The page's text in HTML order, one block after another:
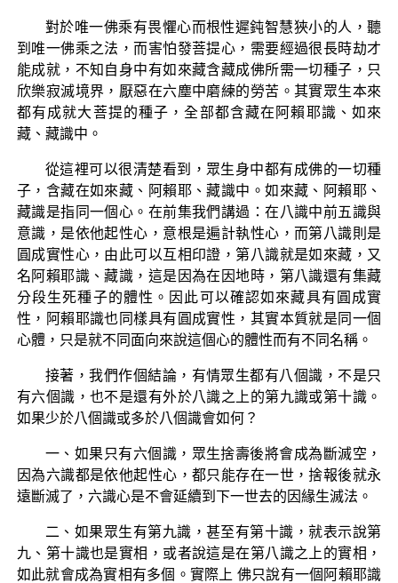
對於唯一佛乘有畏懼心而根性遲鈍智慧狹小的人，聽
到唯一佛乘之法，而害怕發菩提心，需要經過很長時劫才
能成就，不知自身中有如來藏含藏成佛所需一切種子，只
欣樂寂滅境界，厭惡在六塵中磨練的勞苦。其實眾生本來
都有成就大菩提的種子，全部都含藏在阿賴耶識、如來
藏、藏識中。
從這裡可以很清楚看到，眾生身中都有成佛的一切種
子，含藏在如來藏、阿賴耶、藏識中。如來藏、阿賴耶、
藏識是指同一個心。在前集我們講過：在八識中前五識與
意識，是依他起性心，意根是遍計執性心，而第八識則是
圓成實性心，由此可以互相印證，第八識就是如來藏，又
名阿賴耶識、藏識，這是因為在因地時，第八識還有集藏
分段生死種子的體性。因此可以確認如來藏具有圓成實
性，阿賴耶識也同樣具有圓成實性，其實本質就是同一個
心體，只是就不同面向來說這個心的體性而有不同名稱。
接著，我們作個結論，有情眾生都有八個識，不是只
有六個識，也不是還有外於八識之上的第九識或第十識。
如果少於八個識或多於八個識會如何？
一、如果只有六個識，眾生捨壽後將會成為斷滅空，
因為六識都是依他起性心，都只能存在一世，捨報後就永
遠斷滅了，六識心是不會延續到下一世去的因緣生滅法。
二、如果眾生有第九識，甚至有第十識，就表示說第
九、第十識也是實相，或者說這是在第八識之上的實相，
如此就會成為實相有多個。實際上 佛只說有一個阿賴耶識